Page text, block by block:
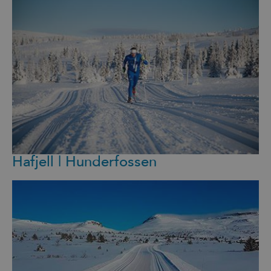
Hafjell | Hunderfossen